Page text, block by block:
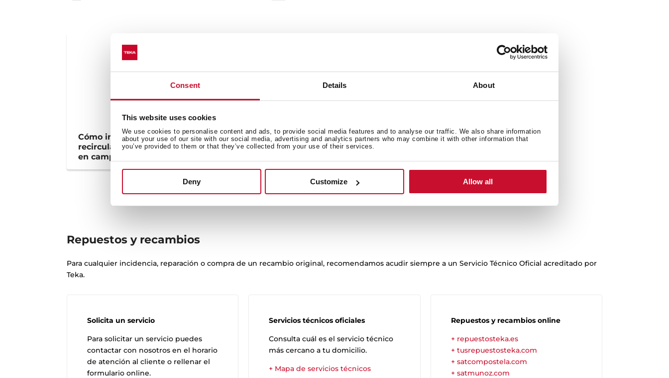
Consent Details About
This website uses cookies
We use cookies to personalise content and ads, to provide social media features and to analyse our traffic. We also share information
about your use of our site with our social media, advertising and analytics partners who may combine it with other information that
you’ve provided to them or that they’ve collected from your use of their services.
Deny Customize Allow all
Cómo instalar el kit de
recirculación regenerativo RFH
en campana con cubretubos
Cómo instalar el kit de
recirculación regenerativo RFH
Repuestos y recambios
Para cualquier incidencia, reparación o compra de un recambio original, recomendamos acudir siempre a un Servicio Técnico Oficial acreditado por
Teka.
Solicita un servicio
Para solicitar un servicio puedes
contactar con nosotros en el horario
de atención al cliente o rellenar el
formulario online.
Servicios técnicos oficiales
Consulta cuál es el servicio técnico
más cercano a tu domicilio.
+ Mapa de servicios técnicos
Repuestos y recambios online
+ repuestosteka.es
+ tusrepuestosteka.com
+ satcompostela.com
+ satmunoz.com